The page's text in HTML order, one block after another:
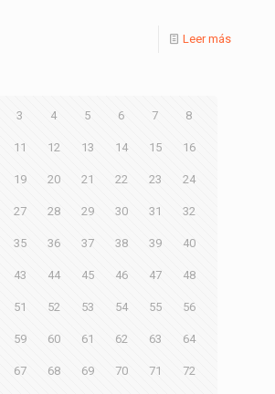
Leer más
3 4 5 6 7 8
11 12 13 14 15 16
19 20 21 22 23 24
27 28 29 30 31 32
35 36 37 38 39 40
43 44 45 46 47 48
51 52 53 54 55 56
59 60 61 62 63 64
67 68 69 70 71 72